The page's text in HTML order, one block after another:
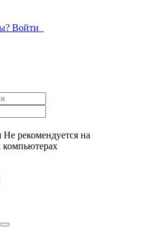
Войти
Не рекомендуется на